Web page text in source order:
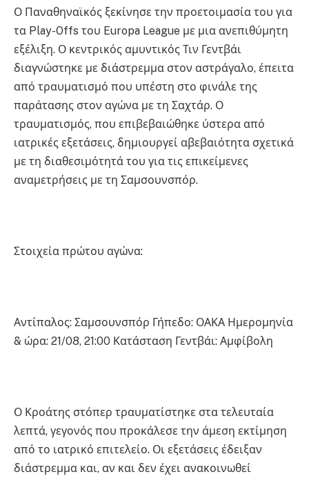
Ο Παναθηναϊκός ξεκίνησε την προετοιμασία του για
τα Play-Offs του Europa League με μια ανεπιθύμητη
εξέλιξη. Ο κεντρικός αμυντικός Τιν Γεντβάι
διαγνώστηκε με διάστρεμμα στον αστράγαλο, έπειτα
από τραυματισμό που υπέστη στο φινάλε της
παράτασης στον αγώνα με τη Σαχτάρ. Ο
τραυματισμός, που επιβεβαιώθηκε ύστερα από
ιατρικές εξετάσεις, δημιουργεί αβεβαιότητα σχετικά
με τη διαθεσιμότητά του για τις επικείμενες
αναμετρήσεις με τη Σαμσουνσπόρ.
Στοιχεία πρώτου αγώνα:
Αντίπαλος: Σαμσουνσπόρ Γήπεδο: ΟΑΚΑ Ημερομηνία
& ώρα: 21/08, 21:00 Κατάσταση Γεντβάι: Αμφίβολη
Ο Κροάτης στόπερ τραυματίστηκε στα τελευταία
λεπτά, γεγονός που προκάλεσε την άμεση εκτίμηση
από το ιατρικό επιτελείο. Οι εξετάσεις έδειξαν
διάστρεμμα και, αν και δεν έχει ανακοινωθεί